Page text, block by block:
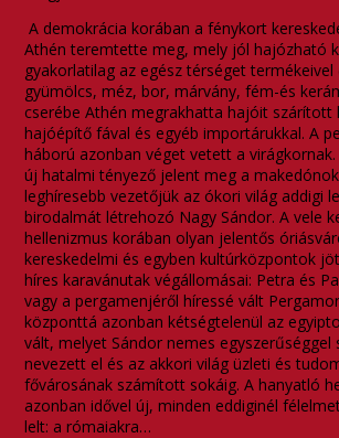
A demokrácia korában a fénykort
Athén teremtette meg, mely jól hajózható
gyakorlatilag az egész térséget
gyümölcs, méz, bor, márvány, fém-és
cserébe Athén megrakhatta hajóit szárított
hajóépítő fával és egyéb importárukkal. A
háború azonban véget vetett a
új hatalmi tényező jelent meg a
leghíresebb vezetőjük az ókori világ addigi
birodalmát létrehozó Nagy Sándor. A vele
hellenizmus korában olyan jelentős
kereskedelmi és egyben kultúrközpontok
híres karavánutak végállomásai: Petra és
vagy a pergamenjéről híressé vált
központtá azonban kétségtelenül az
vált, melyet Sándor nemes egyszerűséggel
nevezett el és az akkori világ üzleti és
fővárosának számított sokáig. A hanyatló
azonban idővel új, minden eddiginél
lelt: a rómaiakra…